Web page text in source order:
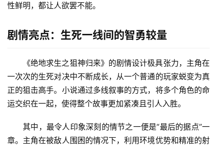
性鲜明，都让人欲罢不能。
剧情亮点：生死一线间的智勇较量
《绝地求生之狙神归来》的剧情设计极具张力，主角在
一次次的生死对决中不断成长，从一个普通的玩家蜕变为真
正的狙击高手。小说通过多线叙事的方式，将多个角色的命
运交织在一起，使得整个故事更加紧凑且引人入胜。
其中，最令人印象深刻的情节之一便是“最后的据点”一
章。主角在被敌人围困的情况下，利用环境优势和精准的射